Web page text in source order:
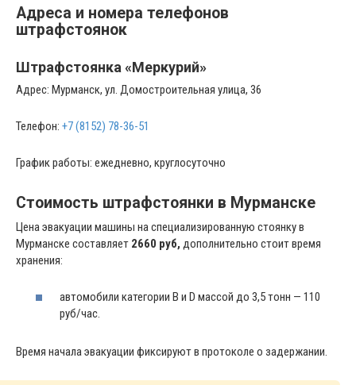
Адреса и номера телефонов
штрафстоянок
Штрафстоянка «Меркурий»
Адрес: Мурманск, ул. Домостроительная улица, 36
Телефон: +7 (8152) 78-36-51
График работы: ежедневно, круглосуточно
Стоимость штрафстоянки в Мурманске
Цена эвакуации машины на специализированную стоянку в
Мурманске составляет 2660 руб, дополнительно стоит время
хранения:
автомобили категории B и D массой до 3,5 тонн — 110
руб/час.
Время начала эвакуации фиксируют в протоколе о задержании.